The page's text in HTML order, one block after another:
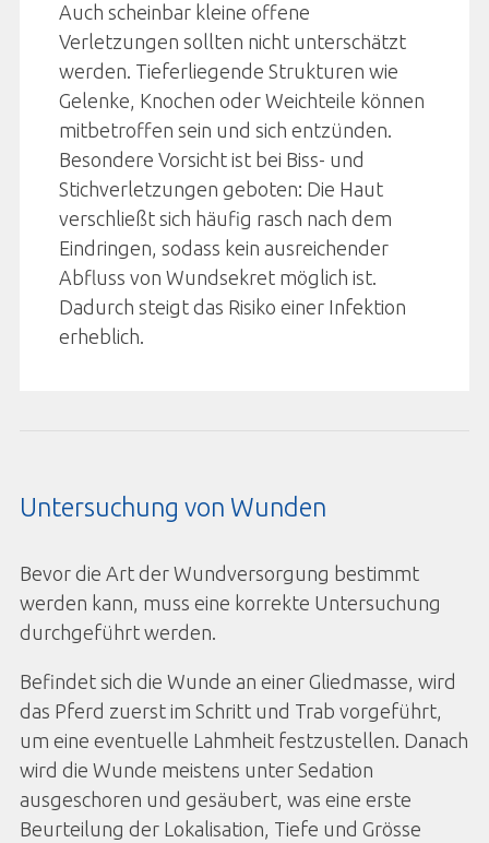
Auch scheinbar kleine offene
Verletzungen sollten nicht unterschätzt
werden. Tieferliegende Strukturen wie
Gelenke, Knochen oder Weichteile können
mitbetroffen sein und sich entzünden.
Besondere Vorsicht ist bei Biss- und
Stichverletzungen geboten: Die Haut
verschließt sich häufig rasch nach dem
Eindringen, sodass kein ausreichender
Abfluss von Wundsekret möglich ist.
Dadurch steigt das Risiko einer Infektion
erheblich.
Untersuchung von Wunden
Bevor die Art der Wundversorgung bestimmt
werden kann, muss eine korrekte Untersuchung
durchgeführt werden.
Befindet sich die Wunde an einer Gliedmasse, wird
das Pferd zuerst im Schritt und Trab vorgeführt,
um eine eventuelle Lahmheit festzustellen. Danach
wird die Wunde meistens unter Sedation
ausgeschoren und gesäubert, was eine erste
Beurteilung der Lokalisation, Tiefe und Grösse